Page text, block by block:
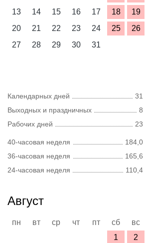
13
14 15 16 17 18
19
20
21 22 23 24 25
26
27
28 29 30 31
Календарных дней
31
Выходных и праздничных
8
Рабочих дней
23
40-часовая неделя
184,0
36-часовая неделя
165,6
24-часовая неделя
110,4
Август
пн вт ср чт пт сб
вс
1
2